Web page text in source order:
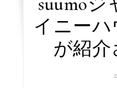
イニー
が紹介